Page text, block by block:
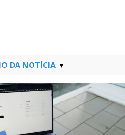
DA NOTÍCIA